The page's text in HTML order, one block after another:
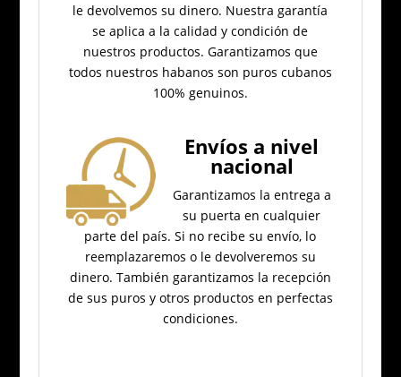
le devolvemos su dinero. Nuestra garantía
se aplica a la calidad y condición de
nuestros productos. Garantizamos que
todos nuestros habanos son puros cubanos
100% genuinos.
Envíos a nivel
nacional
Garantizamos la entrega a
su puerta en cualquier
parte del país. Si no recibe su envío, lo
reemplazaremos o le devolveremos su
dinero. También garantizamos la recepción
de sus puros y otros productos en perfectas
condiciones.